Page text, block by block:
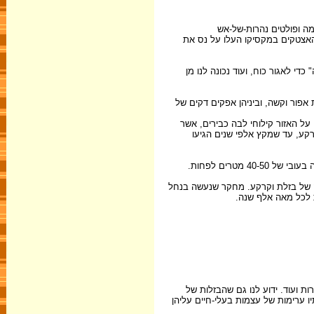
ופולטים נהרות-של-אש
במקסיקו העלו על נס את
לאגור כוח, ועוד נכונה לנו מן
אפור וקשה, וביניהן אפקים דקים של
האזור קילוחי לבה כבירים, אשר
עד שמקץ אלפי שנים הגיעו
סלע צעיר וקשה לשכבת אדמה פורייה, אך בכל מצוק כזה אנו יכולים לראות בין 5-10 מחזורים כאלה של בזלת וקרקע. מחקר שנעשה בנחל
ועוד. ידוע לנו גם שהבזלות של
ערימות של עצמות בעלי-חיים עליהן